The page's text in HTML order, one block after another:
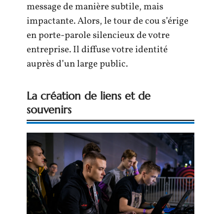
message de manière subtile, mais
impactante. Alors, le tour de cou s’érige
en porte-parole silencieux de votre
entreprise. Il diffuse votre identité
auprès d’un large public.
La création de liens et de
souvenirs